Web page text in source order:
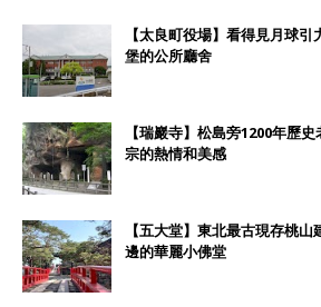
【太良町役場】看得見月球
堡的公所廳舍
【瑞巖寺】松島旁1200年歷
宗的熱情和美感
【五大堂】東北最古現存桃
邊的華麗小佛堂